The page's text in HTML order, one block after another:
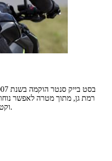
רמת גן, מתוך מטרה לאפשר נוחות
וקטנועים לציבור הרוכבים באזור, ובכלל.